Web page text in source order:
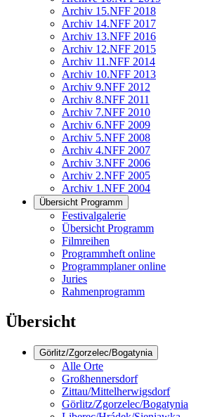
Archiv 15.NFF 2018
Archiv 14.NFF 2017
Archiv 13.NFF 2016
Archiv 12.NFF 2015
Archiv 11.NFF 2014
Archiv 10.NFF 2013
Archiv 9.NFF 2012
Archiv 8.NFF 2011
Archiv 7.NFF 2010
Archiv 6.NFF 2009
Archiv 5.NFF 2008
Archiv 4.NFF 2007
Archiv 3.NFF 2006
Archiv 2.NFF 2005
Archiv 1.NFF 2004
Übersicht Programm
Festivalgalerie
Übersicht Programm
Filmreihen
Programmheft online
Programmplaner online
Juries
Rahmenprogramm
Übersicht
Görlitz/Zgorzelec/Bogatynia
Alle Orte
Großhennersdorf
Zittau/Mittelherwigsdorf
Görlitz/Zgorzelec/Bogatynia